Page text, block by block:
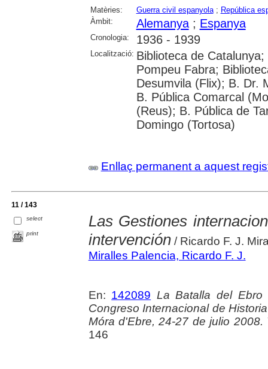
Matèries: Guerra civil espanyola; República
Àmbit:
Alemanya; Espanya
Cronologia: 1936 - 1939
Localització: Biblioteca de
Pompeu Fabra;
Desumvila (Flix); B. Dr.
B. Pública Comarcal
(Reus); B. Pública de
Domingo (Tortosa)
Enllaç permanent a aquest
11 / 143
select
print
Las Gestiones
intervención/ Ricardo F. J.
Miralles Palencia, Ricardo F. J.
En: 142089 La Batalla del
Congreso Internacional de
Móra d'Ebre, 24-27 de julio 2008.
146